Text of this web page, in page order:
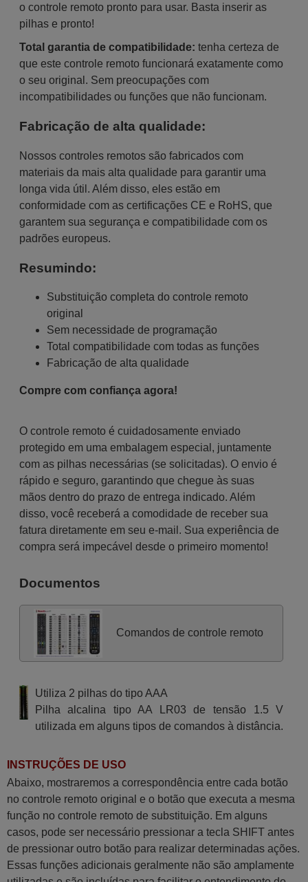
o controle remoto pronto para usar. Basta inserir as
pilhas e pronto!
Total garantia de compatibilidade: tenha certeza de
que este controle remoto funcionará exatamente como
o seu original. Sem preocupações com
incompatibilidades ou funções que não funcionam.
Fabricação de alta qualidade:
Nossos controles remotos são fabricados com
materiais da mais alta qualidade para garantir uma
longa vida útil. Além disso, eles estão em
conformidade com as certificações CE e RoHS, que
garantem sua segurança e compatibilidade com os
padrões europeus.
Resumindo:
Substituição completa do controle remoto
original
Sem necessidade de programação
Total compatibilidade com todas as funções
Fabricação de alta qualidade
Compre com confiança agora!
O controle remoto é cuidadosamente enviado
protegido em uma embalagem especial, juntamente
com as pilhas necessárias (se solicitadas). O envio é
rápido e seguro, garantindo que chegue às suas
mãos dentro do prazo de entrega indicado. Além
disso, você receberá a comodidade de receber sua
fatura diretamente em seu e-mail. Sua experiência de
compra será impecável desde o primeiro momento!
Documentos
Comandos de controle remoto
Utiliza 2 pilhas do tipo AAA
Pilha alcalina tipo AA LR03 de tensão 1.5 V
utilizada em alguns tipos de comandos à distância.
INSTRUÇÕES DE USO
Abaixo, mostraremos a correspondência entre cada botão
no controle remoto original e o botão que executa a mesma
função no controle remoto de substituição. Em alguns
casos, pode ser necessário pressionar a tecla SHIFT antes
de pressionar outro botão para realizar determinadas ações.
Essas funções adicionais geralmente não são amplamente